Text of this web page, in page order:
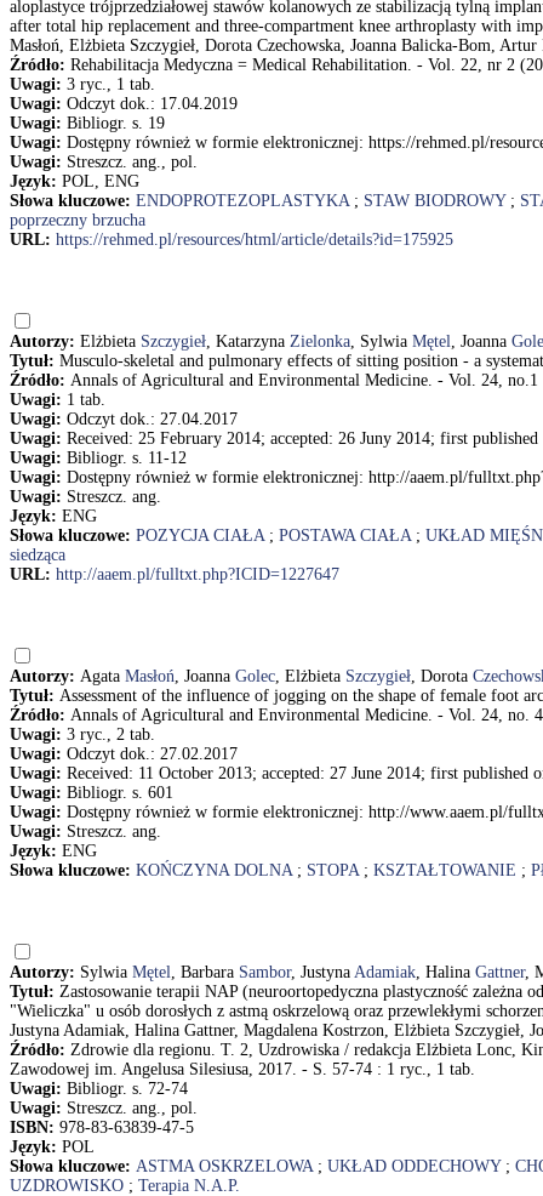
aloplastyce trójprzedziałowej stawów kolanowych ze stabilizacją tylną
after total hip replacement and three-compartment knee arthroplasty with
Masłoń, Elżbieta Szczygieł, Dorota Czechowska, Joanna Balicka-Bom,
Źródło: Rehabilitacja Medyczna = Medical Rehabilitation. - Vol. 22, nr 2
Uwagi: 3 ryc., 1 tab.
Uwagi: Odczyt dok.: 17.04.2019
Uwagi: Bibliogr. s. 19
Uwagi: Dostępny również w formie elektronicznej: https://rehmed.pl/
Uwagi: Streszcz. ang., pol.
Język: POL, ENG
Słowa kluczowe: ENDOPROTEZOPLASTYKA; STAW BIODROWY;
poprzeczny brzucha
URL: https://rehmed.pl/resources/html/article/details?id=175925
Autorzy: Elżbieta Szczygieł, Katarzyna Zielonka, Sylwia Mętel, Joanna
Tytuł: Musculo-skeletal and pulmonary effects of sitting position - a
Źródło: Annals of Agricultural and Environmental Medicine. - Vol. 24,
Uwagi: 1 tab.
Uwagi: Odczyt dok.: 27.04.2017
Uwagi: Received: 25 February 2014; accepted: 26 Juny 2014; first published
Uwagi: Bibliogr. s. 11-12
Uwagi: Dostępny również w formie elektronicznej: http://aaem.pl/
Uwagi: Streszcz. ang.
Język: ENG
Słowa kluczowe: POZYCJA CIAŁA; POSTAWA CIAŁA; UKŁAD
siedząca
URL: http://aaem.pl/fulltxt.php?ICID=1227647
Autorzy: Agata Masłoń, Joanna Golec, Elżbieta Szczygieł, Dorota
Tytuł: Assessment of the influence of jogging on the shape of female foot
Źródło: Annals of Agricultural and Environmental Medicine. - Vol. 24, no.
Uwagi: 3 ryc., 2 tab.
Uwagi: Odczyt dok.: 27.02.2017
Uwagi: Received: 11 October 2013; accepted: 27 June 2014; first published
Uwagi: Bibliogr. s. 601
Uwagi: Dostępny również w formie elektronicznej: http://www.aaem.pl/
Uwagi: Streszcz. ang.
Język: ENG
Słowa kluczowe: KOŃCZYNA DOLNA; STOPA; KSZTAŁTOWANIE ;
Autorzy: Sylwia Mętel, Barbara Sambor, Justyna Adamiak, Halina Gattner,
Tytuł: Zastosowanie terapii NAP (neuroortopedyczna plastyczność
"Wieliczka" u osób dorosłych z astmą oskrzelową oraz przewlekłymi
Justyna Adamiak, Halina Gattner, Magdalena Kostrzon, Elżbieta Szczygieł,
Źródło: Zdrowie dla regionu. T. 2, Uzdrowiska / redakcja Elżbieta Lonc,
Zawodowej im. Angelusa Silesiusa, 2017. - S. 57-74 : 1 ryc., 1 tab.
Uwagi: Bibliogr. s. 72-74
Uwagi: Streszcz. ang., pol.
ISBN: 978-83-63839-47-5
Język: POL
Słowa kluczowe: ASTMA OSKRZELOWA; UKŁAD ODDECHOWY;
UZDROWISKO ; Terapia N.A.P.